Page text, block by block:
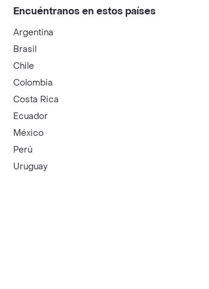
Encuéntranos en estos países
Argentina
Brasil
Chile
Colombia
Costa Rica
Ecuador
México
Perú
Uruguay